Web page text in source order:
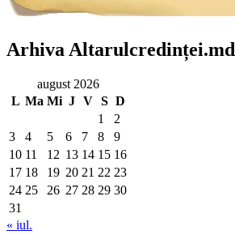
Arhiva Altarulcredinței.md
august 2026
L Ma Mi J V S D
1
2
3
4 5 6 7 8
9
10 11 12 13 14 15 16
17 18 19 20 21 22 23
24 25 26 27 28 29 30
31
« iul.